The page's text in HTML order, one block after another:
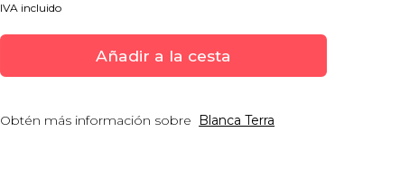
IVA incluido
Añadir a la cesta
Obtén más información sobre Blanca Terra